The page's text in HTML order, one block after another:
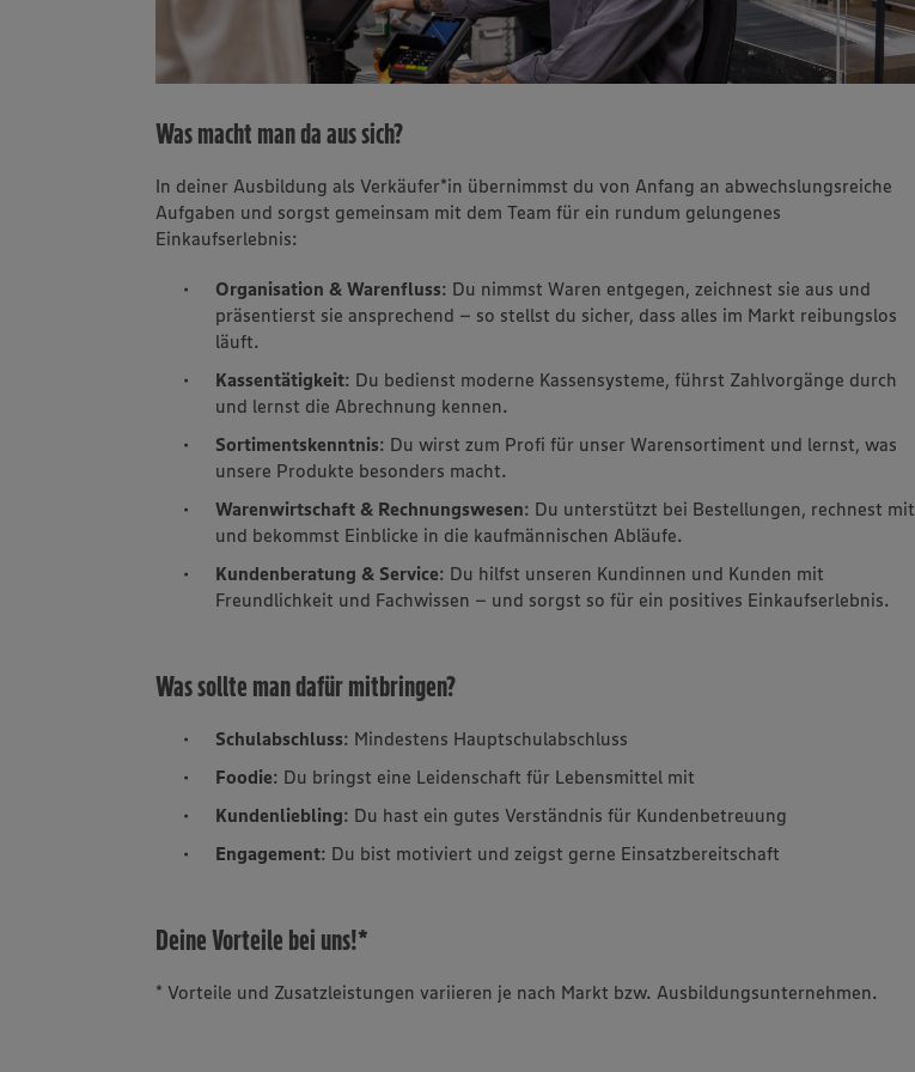
Was macht man da aus sich?
In deiner Ausbildung als Verkäufer*in übernimmst du von Anfang an abwechslungsreiche
Aufgaben und sorgst gemeinsam mit dem Team für ein rundum gelungenes
Einkaufserlebnis:
Organisation & Warenfluss: Du nimmst Waren entgegen, zeichnest sie aus und
präsentierst sie ansprechend – so stellst du sicher, dass alles im Markt reibungslos
läuft.
Kassentätigkeit: Du bedienst moderne Kassensysteme, führst Zahlvorgänge durch
und lernst die Abrechnung kennen.
Sortimentskenntnis: Du wirst zum Profi für unser Warensortiment und lernst, was
unsere Produkte besonders macht.
Warenwirtschaft & Rechnungswesen: Du unterstützt bei Bestellungen, rechnest mit
und bekommst Einblicke in die kaufmännischen Abläufe.
Kundenberatung & Service: Du hilfst unseren Kundinnen und Kunden mit
Freundlichkeit und Fachwissen – und sorgst so für ein positives Einkaufserlebnis.
Was sollte man dafür mitbringen?
Schulabschluss: Mindestens Hauptschulabschluss
Foodie: Du bringst eine Leidenschaft für Lebensmittel mit
Kundenliebling: Du hast ein gutes Verständnis für Kundenbetreuung
Engagement: Du bist motiviert und zeigst gerne Einsatzbereitschaft
Deine Vorteile bei uns!*
* Vorteile und Zusatzleistungen variieren je nach Markt bzw. Ausbildungsunternehmen.